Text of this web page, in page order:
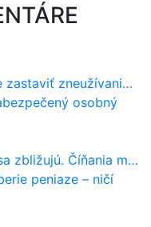
dotácií na elektromobily. Pritvrdí pravidlá
osobný
získať 10 % bývalého SsangYongu
peniaze – ničí